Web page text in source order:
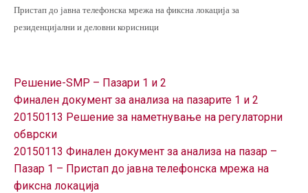
СПЕКТАР
НА
ПАЗАР
ГРИЖА
ЗА
КОРИСНИЦИ
Пристап до јавна телефонска мрежа на фиксна локација за
резиденцијални и деловни корисници
Решение-SMP – Пазари 1 и 2
Финален документ за анализа на пазарите 1 и 2
20150113 Решение за наметнување на регулаторни
обврски
20150113 Финален документ за анализа на пазар –
Пазар 1 – Пристап до јавна телефонска мрежа на
фиксна локација